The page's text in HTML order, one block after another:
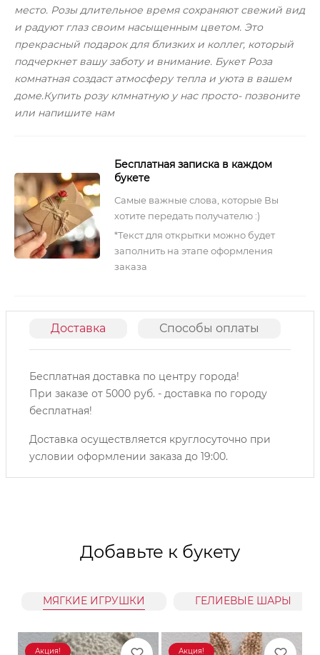
место. Розы длительное время сохраняют свежий вид
и радуют глаз своим насыщенным цветом. Это
прекрасный подарок для близких и коллег, который
подчеркнет вашу заботу и внимание. Букет Роза
комнатная создаст атмосферу тепла и уюта в вашем
доме.Купить розу клмнатную у нас просто- позвоните
или напишите нам
Бесплатная записка в каждом
букете
Самые важные слова, которые Вы
хотите передать получателю :)
*Текст для открытки можно будет
заполнить на этапе оформления
заказа
Доставка Способы оплаты
Бесплатная доставка по центру города!
При заказе от 5000 руб. - доставка по городу
бесплатная!
Доставка осуществляется круглосуточно при
условии оформлении заказа до 19:00.
Добавьте к букету
МЯГКИЕ ИГРУШКИ ГЕЛИЕВЫЕ ШАРЫ
Акция! Акция!